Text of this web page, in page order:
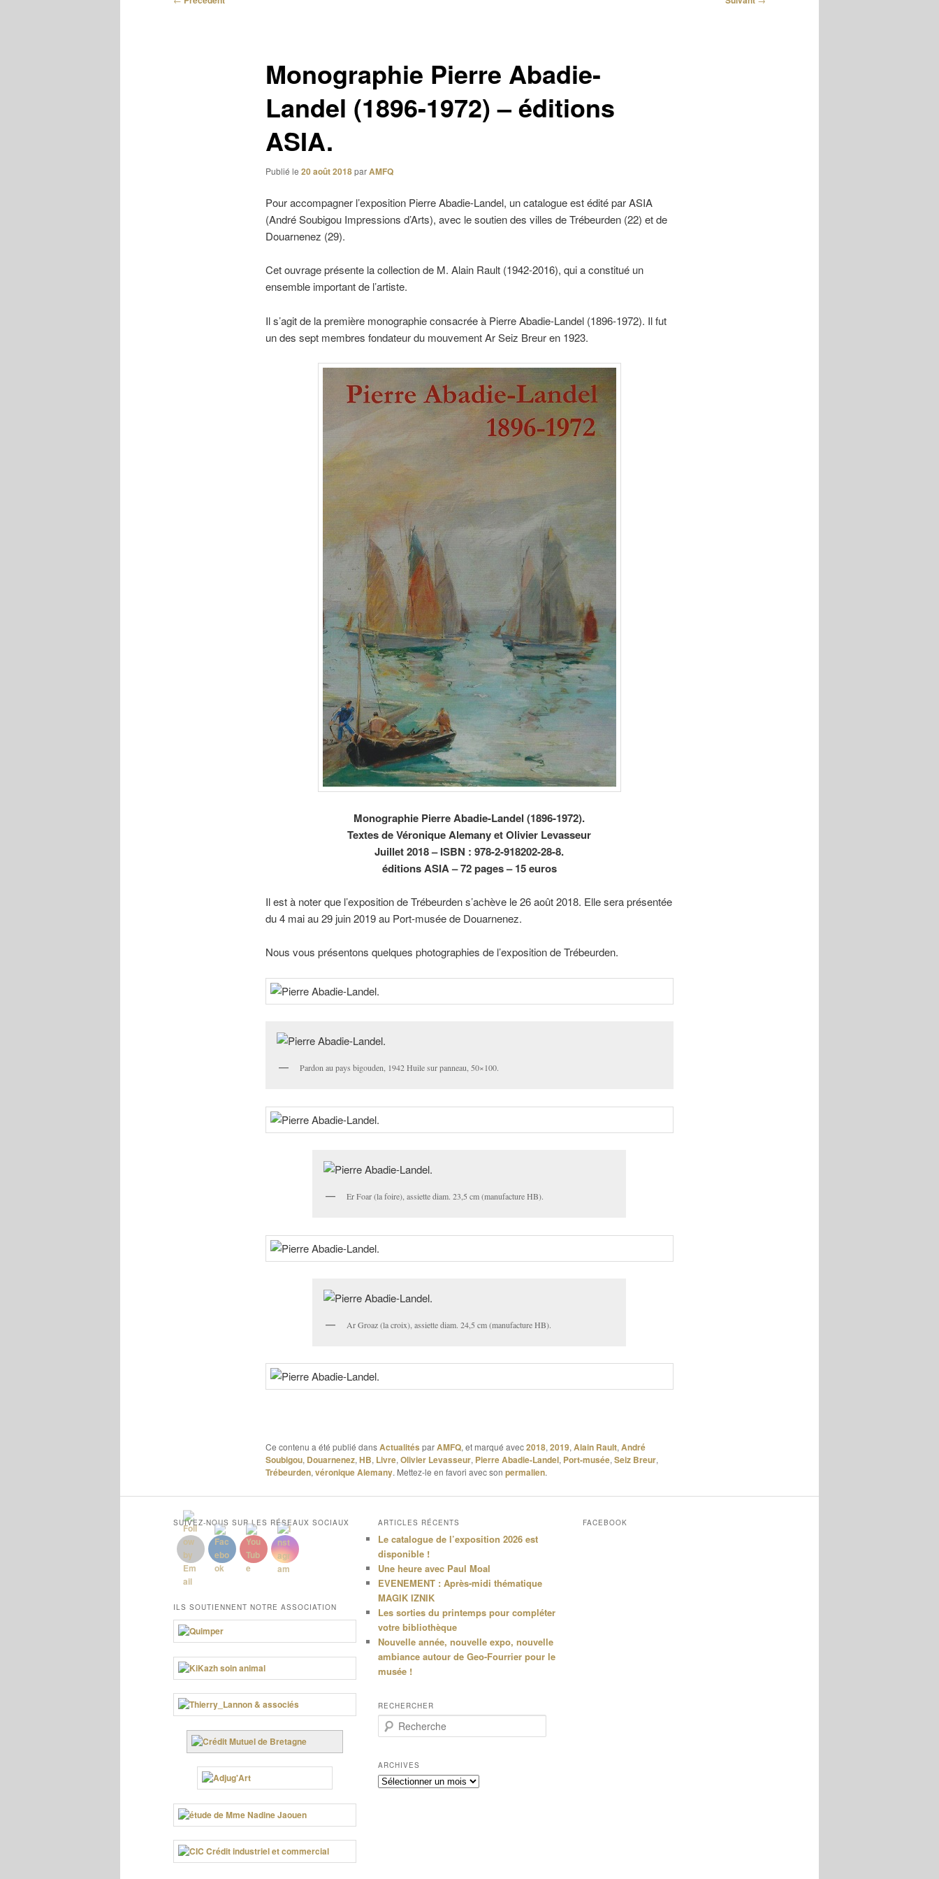
Monographie Pierre Abadie-
Landel (1896-1972) – éditions
ASIA.
Publié le 20 août 2018parAMFQ
Pour accompagner l’exposition Pierre Abadie-Landel, un catalogue est édité par ASIA
(André Soubigou Impressions d’Arts), avec le soutien des villes de Trébeurden (22) et de
Douarnenez (29).
Cet ouvrage présente la collection de M. Alain Rault (1942-2016), qui a constitué un
ensemble important de l’artiste.
Il s’agit de la première monographie consacrée à Pierre Abadie-Landel (1896-1972). Il fut
un des sept membres fondateur du mouvement Ar Seiz Breur en 1923.
Monographie Pierre Abadie-Landel (1896-1972).
Textes de Véronique Alemany et Olivier Levasseur
Juillet 2018 – ISBN : 978-2-918202-28-8.
éditions ASIA –72 pages – 15 euros
Il est à noter que l’exposition de Trébeurden s’achève le 26 août 2018. Elle sera présentée
du 4 mai au 29 juin 2019 au Port-musée de Douarnenez.
Nous vous présentons quelques photographies de l’exposition de Trébeurden.
Pardon au pays bigouden, 1942 Huile sur panneau, 50×100.
Er Foar (la foire), assiette diam. 23,5 cm (manufacture HB).
Ar Groaz (la croix), assiette diam. 24,5 cm (manufacture HB).
Ce contenu a été publié dansActualités parAMFQ, et marqué avec2018, 2019, Alain Rault, André
Soubigou, Douarnenez, HB, Livre, Olivier Levasseur, Pierre Abadie-Landel, Port-musée, Seiz Breur,
Trébeurden, véronique Alemany. Mettez-le en favori avec son permalien.
SUIVEZ-NOUS SUR LES RÉSEAUX SOCIAUX
ILS SOUTIENNENT NOTRE ASSOCIATION
ARTICLES RÉCENTS
Le catalogue de l’exposition 2026 est
disponible !
Une heure avec Paul Moal
EVENEMENT : Après-midi thématique
MAGIK IZNIK
Les sorties du printemps pour compléter
votre bibliothèque
Nouvelle année, nouvelle expo, nouvelle
ambiance autour de Geo-Fourrier pour le
musée !
RECHERCHER
e
h
e
r
ARCHIVES
Archives
FACEBOOK